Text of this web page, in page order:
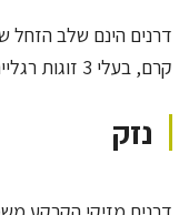
דרנים הינם שלב הזחל
קרם, בעלי 3 זוגות רגליים וראש חום כהה.
נזק